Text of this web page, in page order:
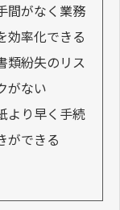
間がなく業務
効率化できる
類紛失のリス
がない
より早く手続
ができる